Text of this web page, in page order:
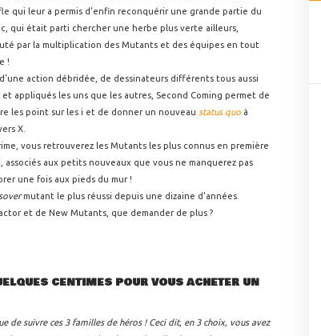
qui leur a permis d'enfin reconquérir une grande partie du
qui était parti chercher une herbe plus verte ailleurs,
par la multiplication des Mutants et des équipes en tout
!
action débridée, de dessinateurs différents tous aussi
et appliqués les uns que les autres, Second Coming permet de
les point sur les i et de donner un nouveau status quo à
X.
vous retrouverez les Mutants les plus connus en première
associés aux petits nouveaux que vous ne manquerez pas
une fois aux pieds du mur !
mutant le plus réussi depuis une dizaine d'années.
et de New Mutants, que demander de plus ?
CENTIMES POUR VOUS ACHETER UN
de suivre ces 3 familles de héros ! Ceci dit, en 3 choix, vous avez